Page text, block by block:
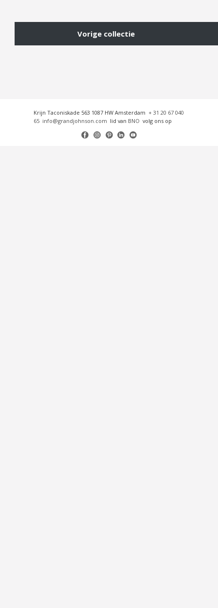
Vorige collectie
Krijn Taconiskade 563 1087 HW Amsterdam + 31 20 67 040
65 info@grandjohnson.com lid van BNO volg ons op